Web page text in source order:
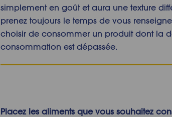
simplement en goût et aura une texture
prenez toujours le temps de vous
choisir de consommer un produit dont la
consommation est dépassée.
Placez les aliments que vous souhaitez